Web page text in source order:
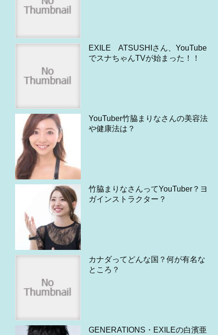
EXILE ATSUSHIさん、YouTube
でスナちゃんTVが始まった！！
YouTuber竹脇まりなさんの美容法
や健康法は？
竹脇まりなさんってYouTuber？ヨ
ガインストラクター？
カナダってどんな国？何が有名な
ところ？
GENERATIONS・EXILEの白濱亜